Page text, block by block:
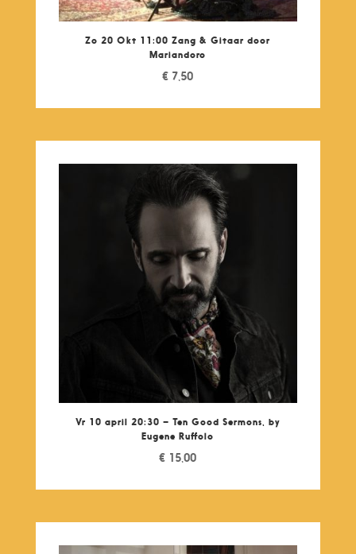
Zo 20 Okt 11:00 Zang & Gitaar door
Mariandoro
€ 7,50
Vr 10 april 20:30 – Ten Good Sermons, by
Eugene Ruffolo
€ 15,00